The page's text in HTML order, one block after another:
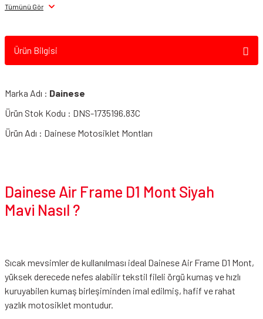
Tümünü Gör
Ürün Bilgisi
Marka Adı : Dainese
Ürün Stok Kodu : DNS-1735196.83C
Ürün Adı : Dainese Motosiklet Montları
Dainese Air Frame D1 Mont Siyah
Mavi Nasıl ?
Sıcak mevsimler de kullanılması ideal Dainese Air Frame D1 Mont,
yüksek derecede nefes alabilir tekstil fileli örgü kumaş ve hızlı
kuruyabilen kumaş birleşiminden imal edilmiş, hafif ve rahat
yazlık motosiklet montudur.